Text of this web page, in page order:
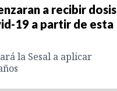
a recibir dosis
19 a partir de esta
la Sesal a aplicar